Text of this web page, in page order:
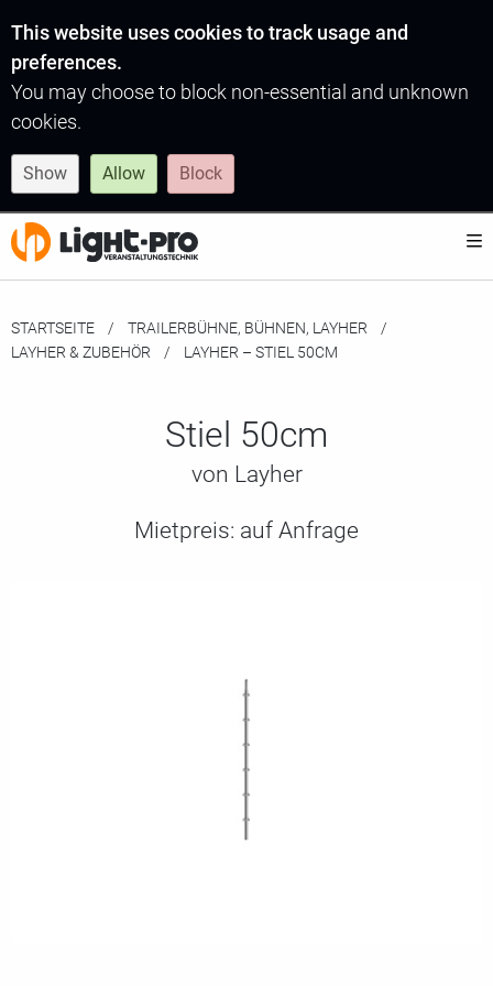
This website uses cookies to track usage and
preferences.
You may choose to block non-essential and unknown
cookies.
Show Allow Block
STARTSEITE
TRAILERBÜHNE, BÜHNEN, LAYHER
LAYHER & ZUBEHÖR
MOMENTAN:
LAYHER – STIEL 50CM
Stiel 50cm
von Layher
Mietpreis: auf Anfrage